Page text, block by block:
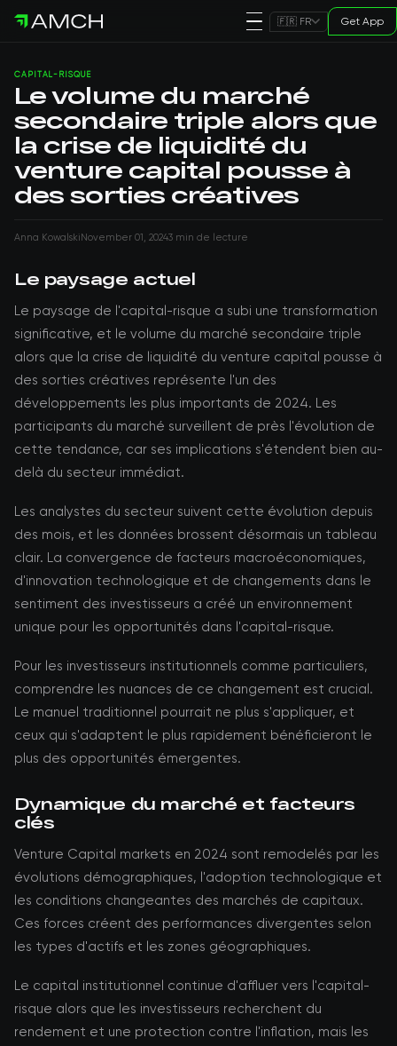
🇫🇷 FR Get App
CAPITAL-RISQUE
Le volume du marché
secondaire triple alors que
la crise de liquidité du
venture capital pousse à
des sorties créatives
Anna KowalskiNovember 01, 20243 min de lecture
Le paysage actuel
Le paysage de l'capital-risque a subi une transformation
significative, et le volume du marché secondaire triple
alors que la crise de liquidité du venture capital pousse à
des sorties créatives représente l'un des
développements les plus importants de 2024. Les
participants du marché surveillent de près l'évolution de
cette tendance, car ses implications s'étendent bien au-
delà du secteur immédiat.
Les analystes du secteur suivent cette évolution depuis
des mois, et les données brossent désormais un tableau
clair. La convergence de facteurs macroéconomiques,
d'innovation technologique et de changements dans le
sentiment des investisseurs a créé un environnement
unique pour les opportunités dans l'capital-risque.
Pour les investisseurs institutionnels comme particuliers,
comprendre les nuances de ce changement est crucial.
Le manuel traditionnel pourrait ne plus s'appliquer, et
ceux qui s'adaptent le plus rapidement bénéficieront le
plus des opportunités émergentes.
Dynamique du marché et facteurs
clés
Venture Capital markets en 2024 sont remodelés par les
évolutions démographiques, l'adoption technologique et
les conditions changeantes des marchés de capitaux.
Ces forces créent des performances divergentes selon
les types d'actifs et les zones géographiques.
Le capital institutionnel continue d'affluer vers l'capital-
risque alors que les investisseurs recherchent du
rendement et une protection contre l'inflation, mais les